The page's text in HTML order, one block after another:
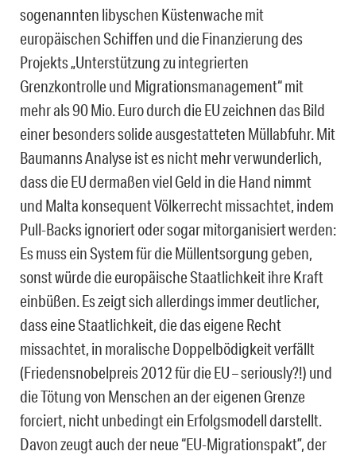
sogenannten libyschen Küstenwache mit
europäischen Schiffen und die Finanzierung des
Projekts „Unterstützung zu integrierten
Grenzkontrolle und Migrationsmanagement“ mit
mehr als 90 Mio. Euro durch die EU zeichnen das Bild
einer besonders solide ausgestatteten Müllabfuhr. Mit
Baumanns Analyse ist es nicht mehr verwunderlich,
dass die EU dermaßen viel Geld in die Hand nimmt
und Malta konsequent Völkerrecht missachtet, indem
Pull-Backs ignoriert oder sogar mitorganisiert werden:
Es muss ein System für die Müllentsorgung geben,
sonst würde die europäische Staatlichkeit ihre Kraft
einbüßen. Es zeigt sich allerdings immer deutlicher,
dass eine Staatlichkeit, die das eigene Recht
missachtet, in moralische Doppelbödigkeit verfällt
(Friedensnobelpreis 2012 für die EU – seriously?!) und
die Tötung von Menschen an der eigenen Grenze
forciert, nicht unbedingt ein Erfolgsmodell darstellt.
Davon zeugt auch der neue “EU-Migrationspakt”, der